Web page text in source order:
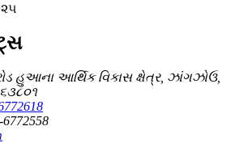
હુઆના આર્થિક વિકાસ ક્ષેત્ર, ઝાંગઝોઉ,
6772558